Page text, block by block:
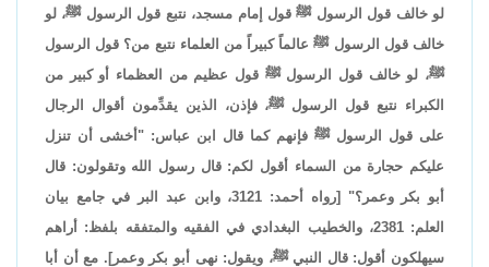
لو خالف قول الرسول ﷺ قول إمام مسجد، نتبع قول الرسول ﷺ، لو
خالف قول الرسول ﷺ عالماً كبيراً من العلماء نتبع من؟ قول الرسول
ﷺ، لو خالف قول الرسول ﷺ قول عظيم من العظماء أو كبير من
الكبراء نتبع قول الرسول ﷺ، فإذن، الذين يقدِّمون أقوال الرجال
على قول الرسول ﷺ فإنهم كما قال ابن عباس: "أخشى أن تنزل
عليكم حجارة من السماء أقول لكم: قال رسول الله وتقولون: قال
أبو بكر وعمر؟" [رواه أحمد: 3121، وابن عبد البر في جامع بيان
العلم: 2381، والخطيب البغدادي في الفقيه والمتفقه بلفظ: أراهم
سيهلكون أقول: قال النبي ﷺ، ويقول: نهى أبو بكر وعمر]. مع أن أبا